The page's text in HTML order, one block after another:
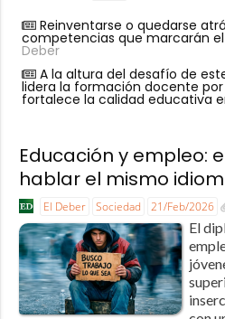
Reinventarse o quedarse
competencias que marcarán
Deber
A la altura del desafío de
lidera la formación docente
fortalece la calidad educativa
Educación y empleo:
hablar el mismo
El Deber Sociedad 21/Feb/2026
El